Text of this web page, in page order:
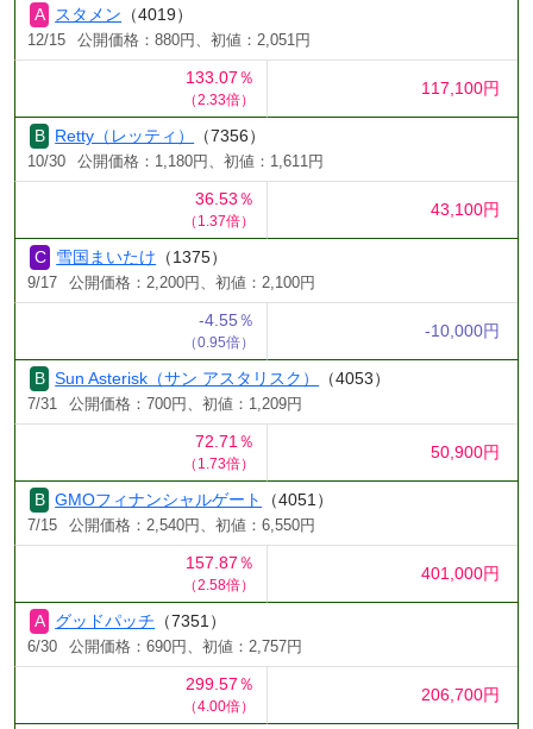
スタメン （4019）
12/15 公開価格：880円、初値：2,051円
133.07％
（2.33倍）
117,100円
Retty（レッティ） （7356）
10/30 公開価格：1,180円、初値：1,611円
36.53％
（1.37倍）
43,100円
雪国まいたけ （1375）
9/17 公開価格：2,200円、初値：2,100円
-4.55％
（0.95倍）
-10,000円
Sun Asterisk（サン アスタリスク） （4053）
7/31 公開価格：700円、初値：1,209円
72.71％
（1.73倍）
50,900円
GMOフィナンシャルゲート （4051）
7/15 公開価格：2,540円、初値：6,550円
157.87％
（2.58倍）
401,000円
グッドパッチ （7351）
6/30 公開価格：690円、初値：2,757円
299.57％
（4.00倍）
206,700円